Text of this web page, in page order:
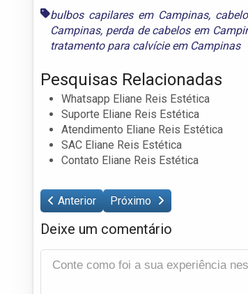
bulbos capilares em Campinas,
Campinas, perda de cabelos em
tratamento para calvície em Campinas
Pesquisas Relacionadas
Whatsapp Eliane Reis Estética
Suporte Eliane Reis Estética
Atendimento Eliane Reis Estética
SAC Eliane Reis Estética
Contato Eliane Reis Estética
Anterior Próximo
Deixe um comentário